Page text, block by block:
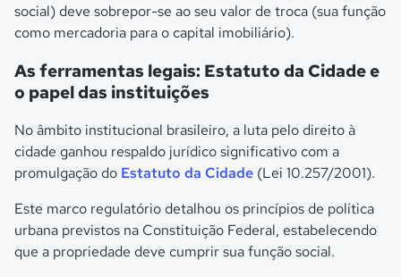
social) deve sobrepor-se ao seu valor de troca (sua função
como mercadoria para o capital imobiliário).
As ferramentas legais: Estatuto da Cidade e
o papel das instituições
No âmbito institucional brasileiro, a luta pelo direito à
cidade ganhou respaldo jurídico significativo com a
promulgação do Estatuto da Cidade (Lei 10.257/2001).
Este marco regulatório detalhou os princípios de política
urbana previstos na Constituição Federal, estabelecendo
que a propriedade deve cumprir sua função social.